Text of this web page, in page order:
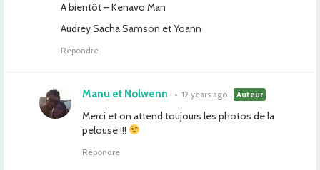
A bientôt – Kenavo Man
Audrey Sacha Samson et Yoann
Répondre
Manu et Nolwenn • 12 years ago Auteur
Merci et on attend toujours les photos de la
pelouse !!!
Répondre